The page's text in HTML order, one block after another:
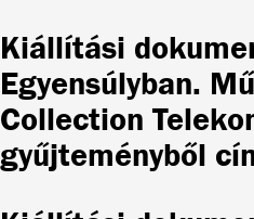
Kiállítási
Egyensúlyban.
Collection
gyűjteményből